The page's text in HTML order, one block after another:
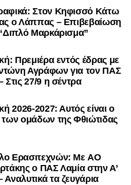
Στον Κηφισσό Κάτω
ο Λάππας – Επιβεβαίωση
Μαρκάρισμα”
Πρεμιέρα εντός έδρας με
Αγράφων για τον ΠΑΣ
Στις 27/9 η σέντρα
2026-2027: Αυτός είναι ο
των ομάδων της Φθιώτιδας
Ερασιτεχνών: Με AO
ο ΠΑΣ Λαμία στην Α’
τα ζευγάρια